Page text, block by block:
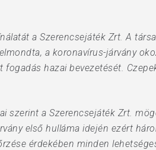
a Szerencsejáték Zrt. A
a koronavírus-járvány
hazai bevezetését.
szerint a Szerencsejáték Zrt.
első hulláma idején ezért
érdekében minden